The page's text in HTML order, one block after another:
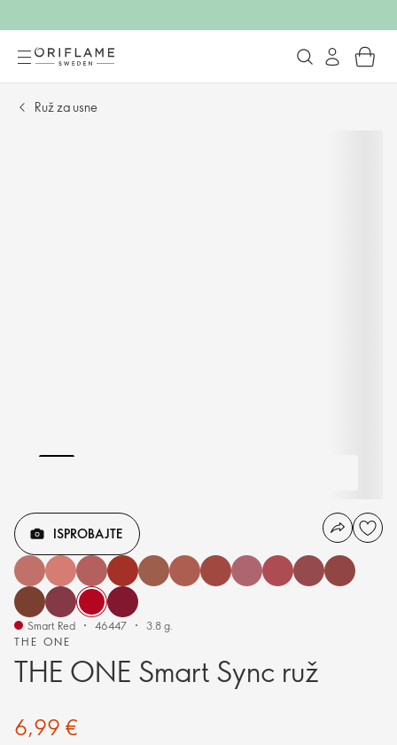
Ruž za usne
THE ONE
THE ONE Smart Sync ruž
ISPROBAJTE
Smart Red 46447 3.8 g.
6,99 €